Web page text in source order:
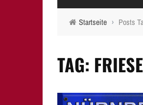
BAMBERG
FÜRTH
16.-18.
20.-21.
Startseite › Posts
TAG: